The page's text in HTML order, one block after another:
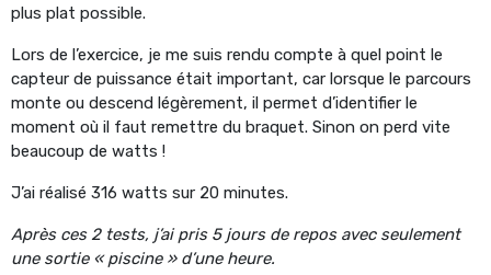
plus plat possible.
Lors de l’exercice, je me suis rendu compte à quel point le
capteur de puissance était important, car lorsque le parcours
monte ou descend légèrement, il permet d’identifier le
moment où il faut remettre du braquet. Sinon on perd vite
beaucoup de watts !
J’ai réalisé 316 watts sur 20 minutes.
Après ces 2 tests, j’ai pris 5 jours de repos avec seulement
une sortie « piscine » d’une heure.